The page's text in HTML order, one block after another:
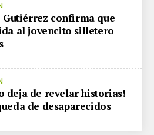
Gutiérrez confirma que
al jovencito silletero
deja de revelar historias!
de desaparecidos